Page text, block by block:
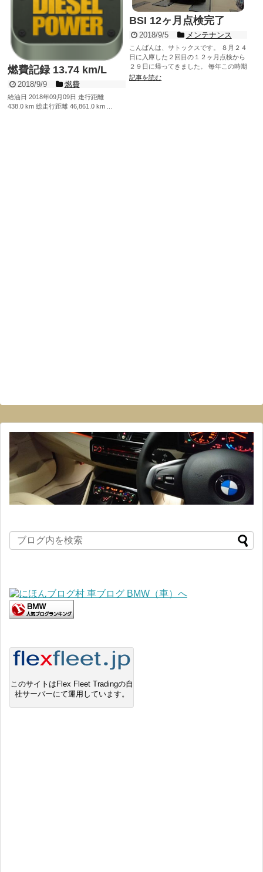
燃費記録 13.74 km/L
2018/9/9 燃費
給油日 2018年09月09日 走行距離
438.0 km 総走行距離 46,861.0 km ...
BSI 12ヶ月点検完了
2018/9/5 メンテナンス
こんばんは、サトックスです。 ８月２４
日に入庫した２回目の１２ヶ月点検から
２９日に帰ってきました。 毎年この時期
に５日程...
記事を読む
このサイトはFlex Fleet Tradingの自
社サーバーにて運用しています。